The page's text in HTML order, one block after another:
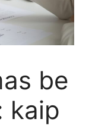
be
kaip